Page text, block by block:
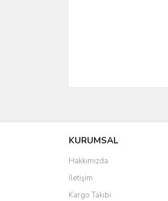
Ürün resmi
Ürün
Ürün bilgilerinde
Ürün fiyatı diğer
KURUMSAL
Hakkımızda
İletişim
Kargo Takibi